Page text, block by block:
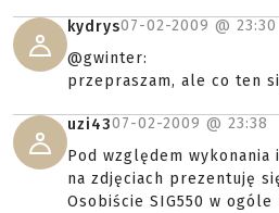
kydrys07-02-2009 @ 23:30
@gwinter:
przepraszam, ale co ten
uzi4307-02-2009 @ 23:38
Pod względem wykonania
na zdjęciach prezentuję
Osobiście SIG550 w